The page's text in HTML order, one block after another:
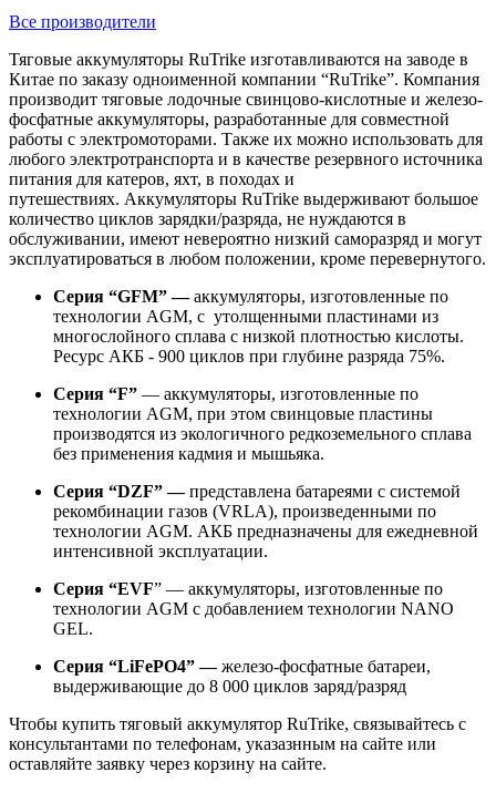
Все производители
Тяговые аккумуляторы RuTrike изготавливаются на заводе в
Китае по заказу одноименной компании “RuTrike”. Компания
производит тяговые лодочные свинцово-кислотные и железо-
фосфатные аккумуляторы, разработанные для совместной
работы с электромоторами. Также их можно использовать для
любого электротранспорта и в качестве резервного источника
питания для катеров, яхт, в походах и
путешествиях. Аккумуляторы RuTrike выдерживают большое
количество циклов зарядки/разряда, не нуждаются в
обслуживании, имеют невероятно низкий саморазряд и могут
эксплуатироваться в любом положении, кроме перевернутого.
Серия “GFM” —аккумуляторы, изготовленные по
технологии AGM, с утолщенными пластинами из
многослойного сплава с низкой плотностью кислоты.
Ресурс АКБ - 900 циклов при глубине разряда 75%.
Серия “F” — аккумуляторы, изготовленные по
технологии AGM, при этом свинцовые пластины
производятся из экологичного редкоземельного сплава
без применения кадмия и мышьяка.
Серия “DZF” —представлена батареями с системой
рекомбинации газов (VRLA), произведенными по
технологии AGM. АКБ предназначены для ежедневной
интенсивной эксплуатации.
Серия “EVF” — аккумуляторы, изготовленные по
технологии AGM с добавлением технологии NANO
GEL.
Серия “LiFePO4” —железо-фосфатные батареи,
выдерживающие до 8 000 циклов заряд/разряд
Чтобы купить тяговый аккумулятор RuTrike, связывайтесь с
консультантами по телефонам, указазнным на сайте или
оставляйте заявку через корзину на сайте.